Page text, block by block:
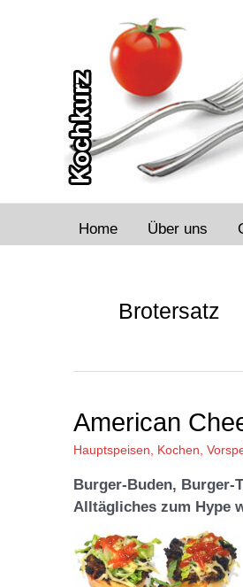
Home Über uns
Brotersatz
American
Hauptspeisen Kochen
Burger-Buden, Burger-
Alltägliches zum Hype